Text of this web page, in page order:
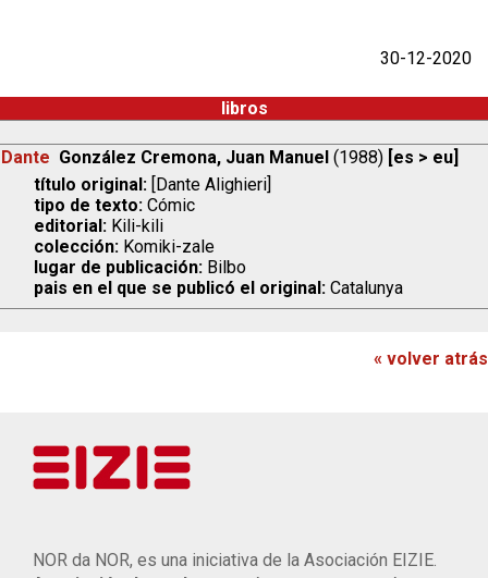
30-12-2020
libros
Dante González Cremona, Juan Manuel (1988) [es > eu]
título original: [Dante Alighieri]
tipo de texto: Cómic
editorial: Kili-kili
colección: Komiki-zale
lugar de publicación: Bilbo
pais en el que se publicó el original: Catalunya
« volver atrás
NOR da NOR, es una iniciativa de la Asociación EIZIE.